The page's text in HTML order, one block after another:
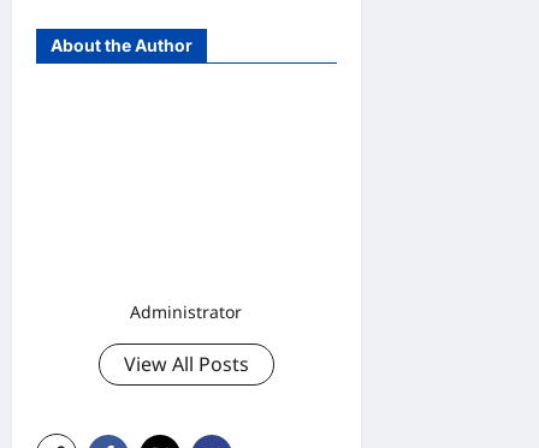
About the Author
Administrator
View All Posts